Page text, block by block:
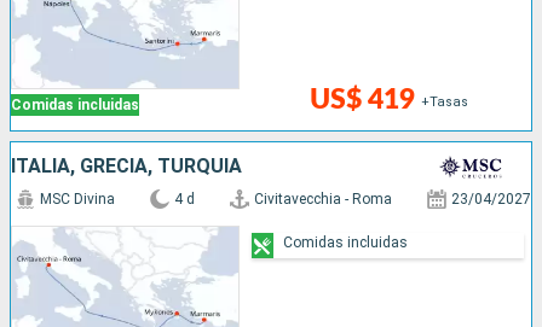
Comidas incluidas US$ 419 +Tasas
ITALIA, GRECIA, TURQUÍA
MSC Divina 4 d Civitavecchia - Roma 23/04/2027
Comidas incluidas